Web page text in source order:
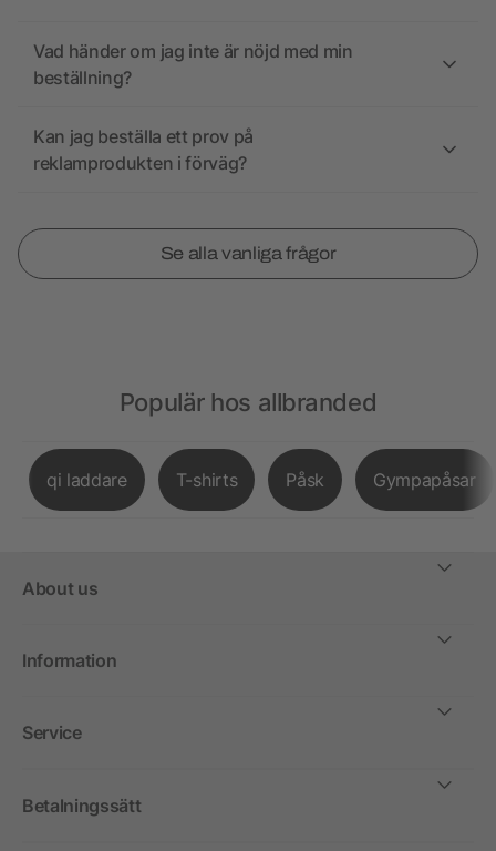
Vad händer om jag inte är nöjd med min
beställning?
Kan jag beställa ett prov på
reklamprodukten i förväg?
Se alla vanliga frågor
Populär hos allbranded
qi laddare T-shirts Påsk Gympapåsar
About us
Information
Service
Betalningssätt